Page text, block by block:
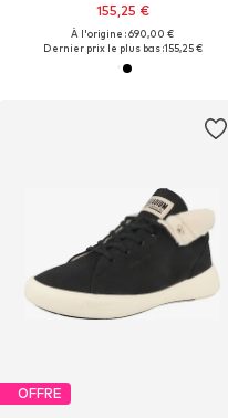
155,25 €
À l'origine : 690,00 €
Dernier prix le plus bas :155,25 €
OFFRE